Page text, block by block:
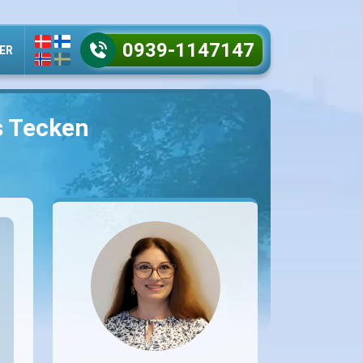
0939-1147147
Tecken